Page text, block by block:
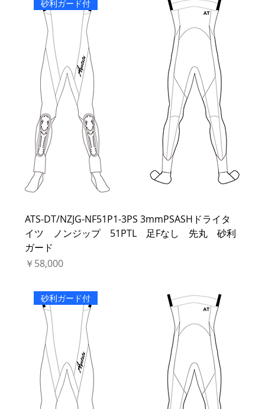
砂利ガード付
ATS-DT/NZJG-NF51P1-3PS 3mmPSASHドライタ
イツ ノンジップ 51PTL 足Fなし 先丸 砂利
ガード
価格
￥58,000
砂利ガード付